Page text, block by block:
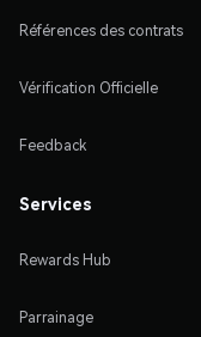
Références des contrats
Vérification Officielle
Feedback
Services
Rewards Hub
Parrainage